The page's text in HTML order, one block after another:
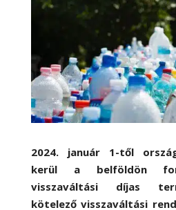
2024. január 1-től
kerül
a belföldön
visszaváltási díjas
kötelező visszaváltási